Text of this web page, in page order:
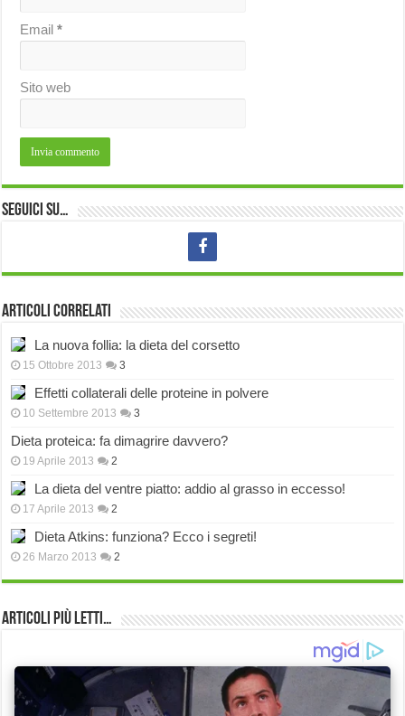
Email*
Sito web
Seguici su…
Articoli correlati
La nuova follia: la dieta del corsetto
15 Ottobre 2013 3
Effetti collaterali delle proteine in polvere
10 Settembre 2013 3
Dieta proteica: fa dimagrire davvero?
19 Aprile 2013 2
La dieta del ventre piatto: addio al grasso in eccesso!
17 Aprile 2013 2
Dieta Atkins: funziona? Ecco i segreti!
26 Marzo 2013 2
Articoli più Letti…